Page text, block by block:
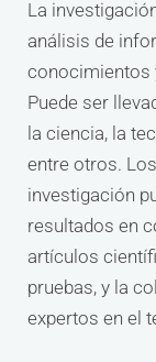
La
análisis de
conocimientos
Puede ser
la ciencia, la
entre otros.
investigación
resultados en
artículos
pruebas, y la
expertos en el